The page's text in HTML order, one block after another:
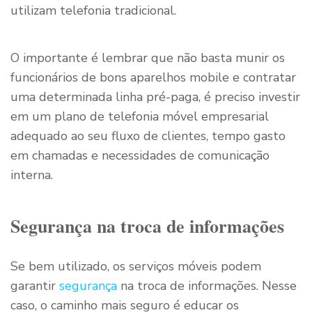
utilizam telefonia tradicional.
O importante é lembrar que não basta munir os
funcionários de bons aparelhos mobile e contratar
uma determinada linha pré-paga, é preciso investir
em um plano de telefonia móvel empresarial
adequado ao seu fluxo de clientes, tempo gasto
em chamadas e necessidades de comunicação
interna.
Segurança na troca de informações
Se bem utilizado, os serviços móveis podem
garantir segurança na troca de informações. Nesse
caso, o caminho mais seguro é educar os